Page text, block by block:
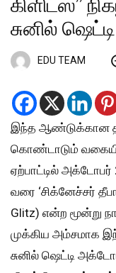
சுனில் ஷெட்டி
EDU TEAM
இந்த ஆண்டுக்கான
கொண்டாடும்
ஏற்பாட்டில் அக்டோபர்
வரை ‘சிக்னேச்சர்
Glitz) என்ற மூன்று
முக்கிய அம்சமாக
சுனில் ஷெட்டி